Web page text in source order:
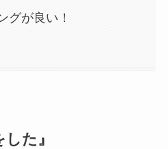
グが良い！
た』